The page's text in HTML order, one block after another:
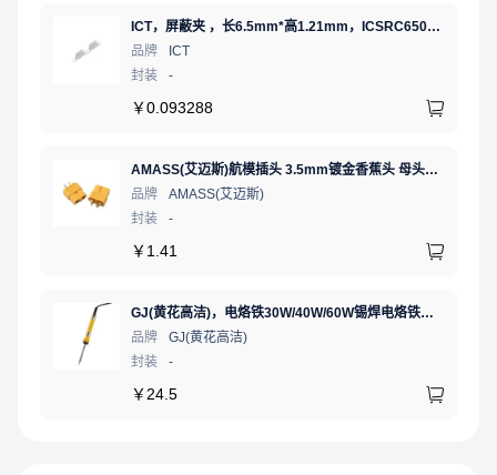
ICT，屏蔽夹 ，长6.5mm*高1.21mm，ICSRC6508SFR
品牌
ICT
封装
-
￥0.093288
AMASS(艾迈斯)航模插头 3.5mm镀金香蕉头 母头XT60-F.G.Y
品牌
AMASS(艾迈斯)
封装
-
￥ 1.41
GJ(黄花高洁)，电烙铁30W/40W/60W锡焊电烙铁焊接工具电焊笔手机电子维修（内热35W），NO.435(35W)
品牌
GJ(黄花高洁)
封装
-
￥ 24.5